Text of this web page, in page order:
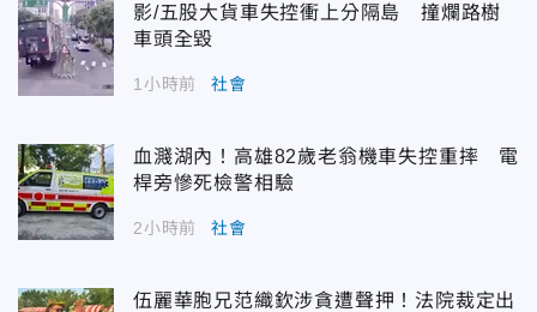
影/五股大貨車失控衝上分隔島 撞爛路樹
車頭全毀
1小時前 社會
血濺湖內！高雄82歲老翁機車失控重摔 電
桿旁慘死檢警相驗
2小時前 社會
伍麗華胞兄范織欽涉貪遭聲押！法院裁定出